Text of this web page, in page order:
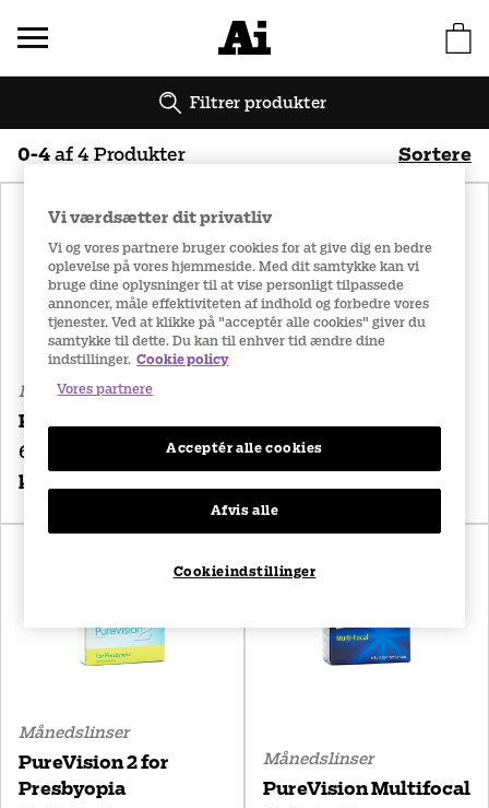
Filtrer produkter
0-4 af 4 Produkter Sortere
Bedst sælgende
Navn (Ö-A) Pris (lav til høj)
Pris (høj til lav)
Månedslinser
PureVision 2
6 stk/pakke
kr. 225
PureVision
6 stk/pakke
Månedslinser
PureVision 2 for
Presbyopia
Månedslinser
PureVision Multifocal
Vi værdsætter dit privatliv
Vi og vores partnere bruger cookies for at give dig en bedre
oplevelse på vores hjemmeside. Med dit samtykke kan vi
bruge dine oplysninger til at vise personligt tilpassede
annoncer, måle effektiviteten af indhold og forbedre vores
tjenester. Ved at klikke på "acceptér alle cookies" giver du
samtykke til dette. Du kan til enhver tid ændre dine
indstillinger. Cookie policy
Vores partnere
Cookieindstillinger
Afvis alle
Acceptér alle cookies